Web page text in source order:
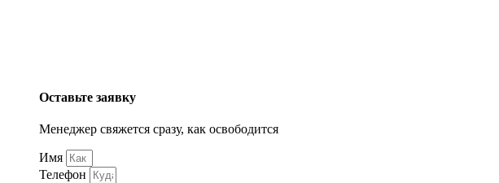
Оставьте заявку
Менеджер свяжется сразу, как освободится
Имя
Телефон